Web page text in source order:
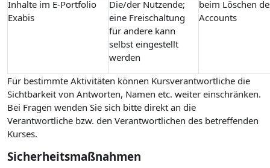
Inhalte im E-Portfolio
Exabis
Die/der Nutzende;
eine Freischaltung
für andere kann
selbst eingestellt
werden
beim Löschen
Accounts
Für bestimmte Aktivitäten können Kursverantwortliche die
Sichtbarkeit von Antworten, Namen etc. weiter einschränken.
Bei Fragen wenden Sie sich bitte direkt an die
Verantwortliche bzw. den Verantwortlichen des betreffenden
Kurses.
Sicherheitsmaßnahmen